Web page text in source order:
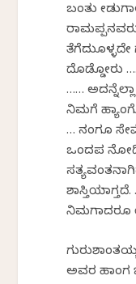
ಬಂತು
ದೊಡ್ಡೋರು
……
ನಿಮಗೆ
… ನಂಗೂ
ಒಂದಪ
ನಿಮಗಾದರೂ
ಅವರ ಹಾಂಗ